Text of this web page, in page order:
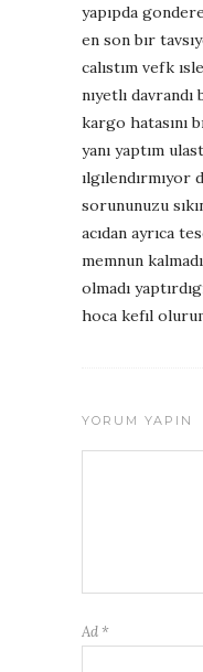
yapıpda
en son bır
calıstım vefk
nıyetlı
kargo hatasını
yanı yaptım
ılgılendırmıyor
sorununuzu
acıdan ayrıca
memnun
olmadı
hoca kefıl
YORUM YAPIN
Ad *